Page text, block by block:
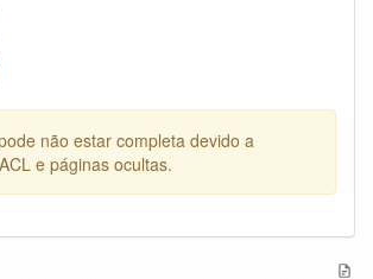
não estar completa devido a
e páginas ocultas.